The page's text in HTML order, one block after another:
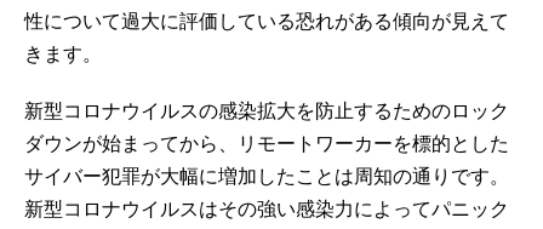
性について過大に評価している恐れがある傾向が見えて
きます。
新型コロナウイルスの感染拡大を防止するためのロック
ダウンが始まってから、リモートワーカーを標的とした
サイバー犯罪が大幅に増加したことは周知の通りです。
新型コロナウイルスはその強い感染力によってパニック